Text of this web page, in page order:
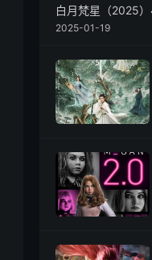
白月梵星（2025
2025-01-19